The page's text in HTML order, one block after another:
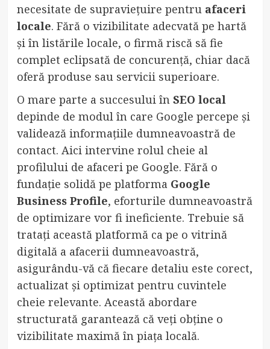
necesitate de supraviețuire pentru afaceri
locale. Fără o vizibilitate adecvată pe hartă
și în listările locale, o firmă riscă să fie
complet eclipsată de concurență, chiar dacă
oferă produse sau servicii superioare.
O mare parte a succesului în SEO local
depinde de modul în care Google percepe și
validează informațiile dumneavoastră de
contact. Aici intervine rolul cheie al
profilului de afaceri pe Google. Fără o
fundație solidă pe platforma Google
Business Profile, eforturile dumneavoastră
de optimizare vor fi ineficiente. Trebuie să
tratați această platformă ca pe o vitrină
digitală a afacerii dumneavoastră,
asigurându-vă că fiecare detaliu este corect,
actualizat și optimizat pentru cuvintele
cheie relevante. Această abordare
structurată garantează că veți obține o
vizibilitate maximă în piața locală.